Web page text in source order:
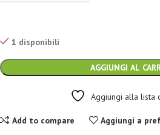
1 disponibili
AGGIUNGI AL
Aggiungi alla lista
Add to compare Aggiungi a